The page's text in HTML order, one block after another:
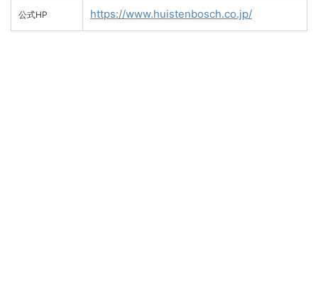
公式HP https://www.huistenbosch.co.jp/